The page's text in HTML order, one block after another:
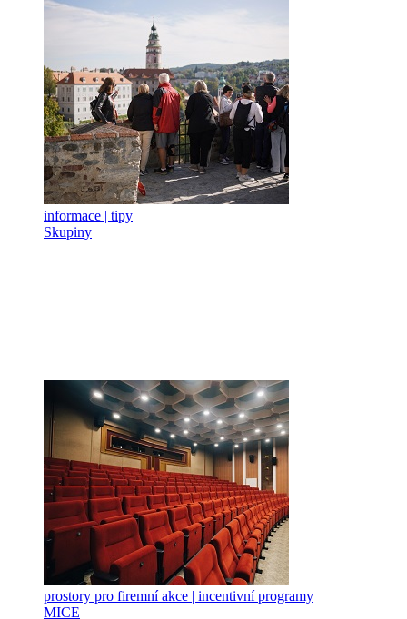
informace | tipy
Skupiny
prostory pro firemní akce | incentivní programy
MICE